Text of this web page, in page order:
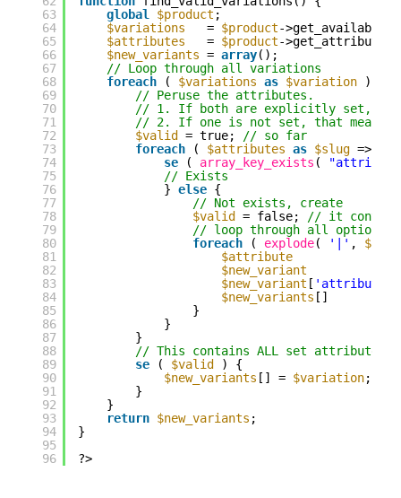
63
64
65
66
67
68
69
70
71
72
73
74
75
76
77
78
79
80
81
82
83
84
85
86
87
88
89
90
91
92
93
94
95
96
global
$product ;
$variations
= $product-
$attributes
= $product-
$new_variants = array();
// Loop through all variations
foreach
( $variations as $variation
) {
// Peruse the attributes.
// 1. If both are explicitly set,
// 2. If one is not set, that means
$valid
= true; // so far
foreach
( $attributes as $slug =>
se
( array_key_exists (
// Exists
} else {
// Not exists, create
$valid
= false; // it
// loop through all options
foreach
( explode( '|' ,
$attribute
$new_variant
$new_variant [ 'attributes'
$new_variants []
}
}
}
// This contains ALL set
se
( $valid
) {
$new_variants [] = $variation;
}
}
return $new_variants ;
}
?>